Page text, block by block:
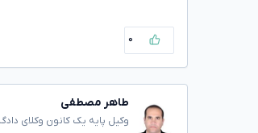
۰
طاهر مصطفی
وکیل پایه یک کانون وکلای